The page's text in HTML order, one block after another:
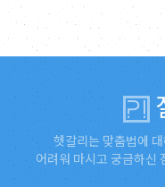
헷갈리는 맞춤법에
어려워 마시고 궁금하신